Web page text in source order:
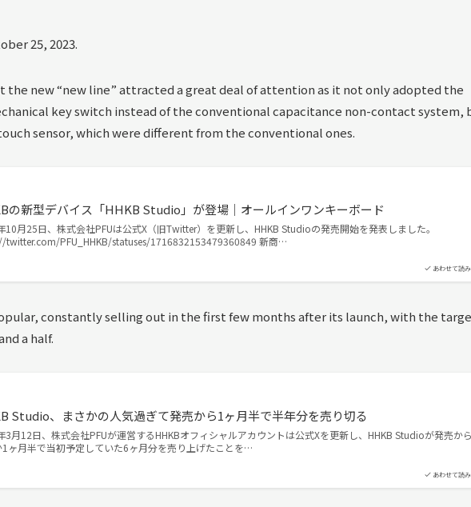
25, 2023.
the new “new line” attracted a great deal of attention as it not only adopted the
key switch instead of the conventional capacitance non-contact system,
sensor, which were different from the conventional ones.
あわせて読
の新型デバイス「HHKB Studio」が登場｜オールインワンキーボード
10月25日、株式会社PFUは公式X（旧Twitter）を更新し、HHKB Studioの発売開始を発表しました。
twitter.com/PFU_HHKB/statuses/1716832153479360849 新商…
constantly selling out in the first few months after its launch, with the
a half.
あわせて読
Studio、まさかの人気過ぎて発売から1ヶ月半で半年分を売り切る
3月12日、株式会社PFUが運営するHHKBオフィシャルアカウントは公式Xを更新し、HHKB Studioが発売から
1ヶ月半で当初予定していた6ヶ月分を売り上げたことを…